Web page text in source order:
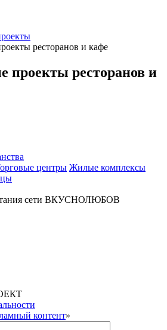
ресторанов и кафе
проекты ресторанов и
центры Жилые комплексы
сети ВКУСНОЛЮБОВ
контент»